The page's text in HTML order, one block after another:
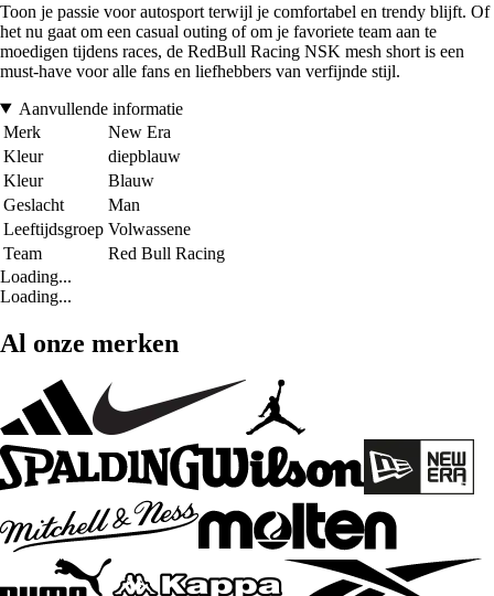
Toon je passie voor autosport terwijl je comfortabel en trendy blijft. Of
het nu gaat om een casual outing of om je favoriete team aan te
moedigen tijdens races, de RedBull Racing NSK mesh short is een
must-have voor alle fans en liefhebbers van verfijnde stijl.
Aanvullende informatie
Merk
New Era
Kleur
diepblauw
Kleur
Blauw
Geslacht
Man
Leeftijdsgroep Volwassene
Team
Red Bull Racing
Loading...
Loading...
Al onze merken